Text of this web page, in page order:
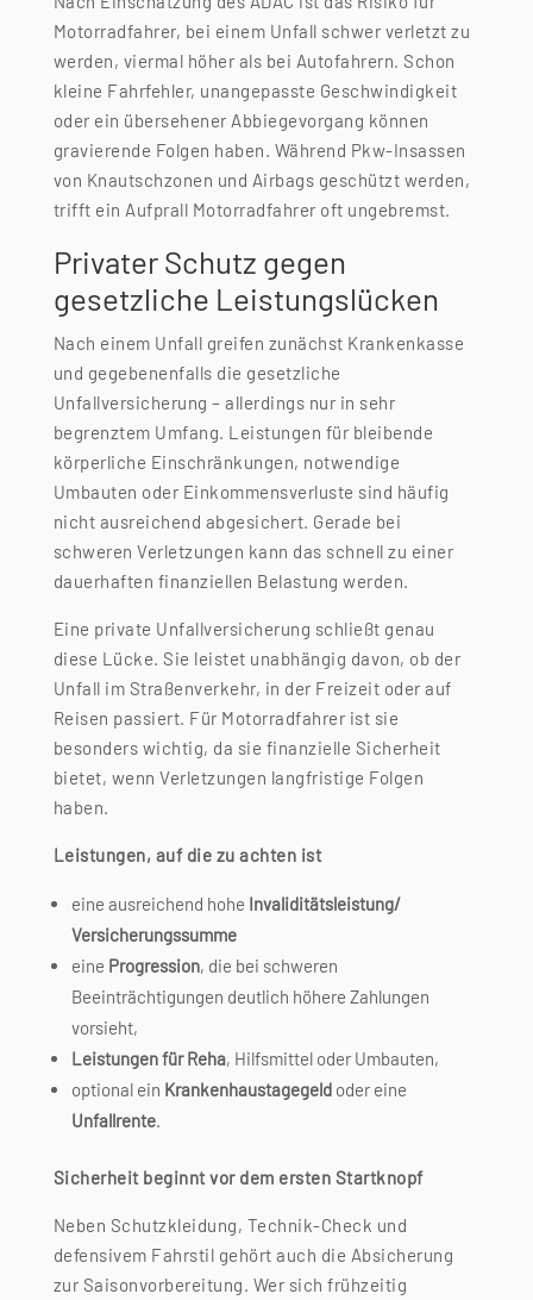
Motorradfahrer, bei einem Unfall schwer verletzt zu
werden, viermal höher als bei Autofahrern. Schon
kleine Fahrfehler, unangepasste Geschwindigkeit
oder ein übersehener Abbiegevorgang können
gravierende Folgen haben. Während Pkw-Insassen
von Knautschzonen und Airbags geschützt werden,
trifft ein Aufprall Motorradfahrer oft ungebremst.
Privater Schutz gegen
gesetzliche Leistungslücken
Nach einem Unfall greifen zunächst Krankenkasse
und gegebenenfalls die gesetzliche
Unfallversicherung – allerdings nur in sehr
begrenztem Umfang. Leistungen für bleibende
körperliche Einschränkungen, notwendige
Umbauten oder Einkommensverluste sind häufig
nicht ausreichend abgesichert. Gerade bei
schweren Verletzungen kann das schnell zu einer
dauerhaften finanziellen Belastung werden.
Eine private Unfallversicherung schließt genau
diese Lücke. Sie leistet unabhängig davon, ob der
Unfall im Straßenverkehr, in der Freizeit oder auf
Reisen passiert. Für Motorradfahrer ist sie
besonders wichtig, da sie finanzielle Sicherheit
bietet, wenn Verletzungen langfristige Folgen
haben.
Leistungen, auf die zu achten ist
eine ausreichend hohe Invaliditätsleistung/
Versicherungssumme
eine Progression, die bei schweren
Beeinträchtigungen deutlich höhere Zahlungen
vorsieht,
Leistungen für Reha, Hilfsmittel oder Umbauten,
optional ein Krankenhaustagegeldoder eine
Unfallrente.
Sicherheit beginnt vor dem ersten Startknopf
Neben Schutzkleidung, Technik-Check und
defensivem Fahrstil gehört auch die Absicherung
zur Saisonvorbereitung. Wer sich frühzeitig